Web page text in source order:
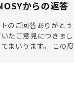
からの返答
のご回答ありがと
たご意見につきま
まいります。 この